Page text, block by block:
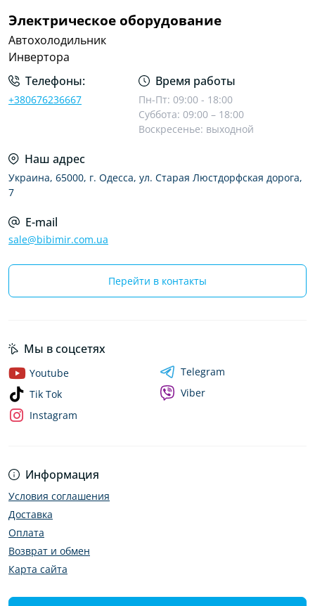
Электрическое оборудование
Автохолодильник
Инвертора
Телефоны:
+380676236667
Время работы
Пн-Пт: 09:00 - 18:00
Суббота: 09:00 – 18:00
Воскресенье: выходной
Наш адрес
Украина, 65000, г. Одесса, ул. Старая Люстдорфская дорога,
7
E-mail
sale@bibimir.com.ua
Перейти в контакты
Информация
Условия соглашения
Доставка
Оплата
Возврат и обмен
Карта сайта
Мы в соцсетях
Youtube
Tik Tok
Instagram
Telegram
Viber